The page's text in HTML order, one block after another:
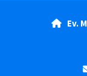

Ev.